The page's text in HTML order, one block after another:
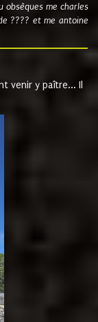
obsèques me charles
???? et me antoine
venir y paître... Il